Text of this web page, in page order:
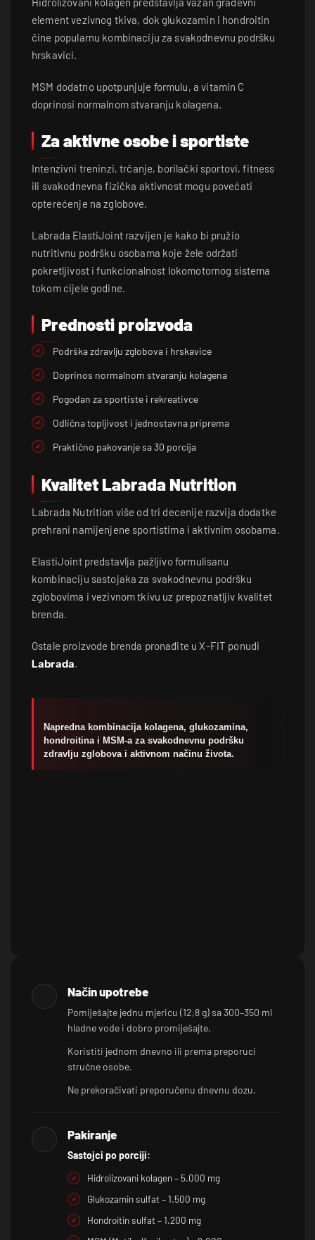
element vezivnog tkiva, dok glukozamin i hondroitin
čine popularnu kombinaciju za svakodnevnu podršku
hrskavici.
MSM dodatno upotpunjuje formulu, a vitamin C
doprinosi normalnom stvaranju kolagena.
Za aktivne osobe i sportiste
Intenzivni treninzi, trčanje, borilački sportovi, fitness
ili svakodnevna fizička aktivnost mogu povećati
opterećenje na zglobove.
Labrada ElastiJoint razvijen je kako bi pružio
nutritivnu podršku osobama koje žele održati
pokretljivost i funkcionalnost lokomotornog sistema
tokom cijele godine.
Prednosti proizvoda
Podrška zdravlju zglobova i hrskavice
Doprinos normalnom stvaranju kolagena
Pogodan za sportiste i rekreativce
Odlična topljivost i jednostavna priprema
Praktično pakovanje sa 30 porcija
Kvalitet Labrada Nutrition
Labrada Nutrition više od tri decenije razvija dodatke
prehrani namijenjene sportistima i aktivnim osobama.
ElastiJoint predstavlja pažljivo formulisanu
kombinaciju sastojaka za svakodnevnu podršku
zglobovima i vezivnom tkivu uz prepoznatljiv kvalitet
brenda.
Ostale proizvode brenda pronađite u X-FIT ponudi
Labrada.
Napredna kombinacija kolagena, glukozamina,
hondroitina i MSM-a za svakodnevnu podršku
zdravlju zglobova i aktivnom načinu života.
Način upotrebe
Pomiješajte jednu mjericu (12,8 g) sa 300–350 ml
hladne vode i dobro promiješajte.
Koristiti jednom dnevno ili prema preporuci
stručne osobe.
Ne prekoračivati preporučenu dnevnu dozu.
Pakiranje
Sastojci po porciji:
Hidrolizovani kolagen – 5.000 mg
Glukozamin sulfat – 1.500 mg
Hondroitin sulfat – 1.200 mg